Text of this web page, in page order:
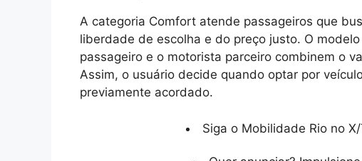
A categoria Comfort atende passageiros que
liberdade de escolha e do preço justo. O
passageiro e o motorista parceiro combinem o
Assim, o usuário decide quando optar por
previamente acordado.
Siga o Mobilidade Rio no